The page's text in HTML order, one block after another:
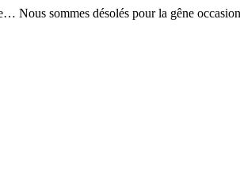
Nous sommes désolés pour la gêne